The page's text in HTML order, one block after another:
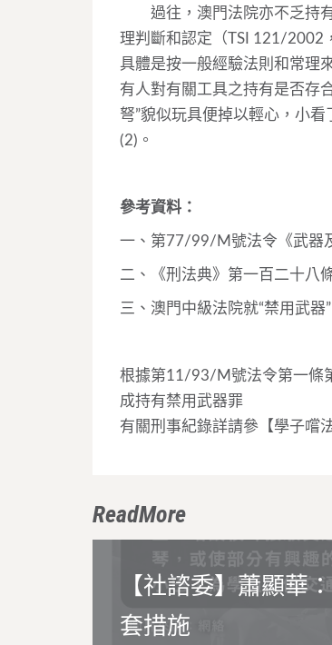
過往，澳門法院亦不乏持有
理判斷和認定（TSI 121/2002
具體是按一般經驗法則和常理
有人對有關工具之持有是否存
弩”貌似玩具便掉以輕心，小
(2)。
參考資料：
一、第77/99/M號法令《武器
二、《刑法典》第一百二十八
三、澳門中級法院就“禁用武
根據第11/93/M號法令第一條
成持有禁用武器罪
有關刑事紀錄詳請參【學子嚐
ReadMore
【社諮委】蕭顯華
套措施